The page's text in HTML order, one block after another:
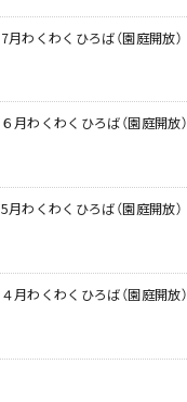
7月わくわくひろば（園庭開放）
６月わくわくひろば（園庭開放）
5月わくわくひろば（園庭開放）
４月わくわくひろば（園庭開放）